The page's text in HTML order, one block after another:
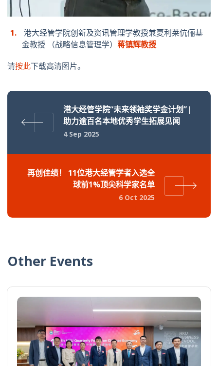
港大经管学院创新及资讯管理学教授兼夏利莱伉俪基
金教授 （战略信息管理学）蒋镇辉教授
请按此下载高清图片。
港大经管学院“未来领袖奖学金计划”|
助力逾百名本地优秀学生拓展见闻
4 Sep 2025
再创佳绩！ 11位港大经管学者入选全
球前1%顶尖科学家名单
6 Oct 2025
Other Events